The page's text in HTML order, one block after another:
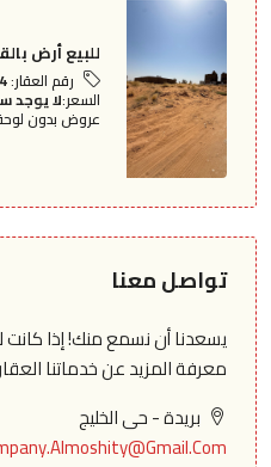
للبيع أرض
رقم العقار:
السعر:لا يوجد
عروض بدون
تواصل معنا
يسعدنا أن نسمع منك! إذا كانت
معرفة المزيد عن خدماتنا
بريدة - حى الخليج